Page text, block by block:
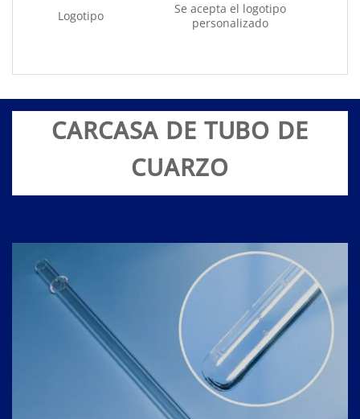
Logotipo
Se acepta el logotipo
personalizado
CARCASA DE TUBO DE
CUARZO